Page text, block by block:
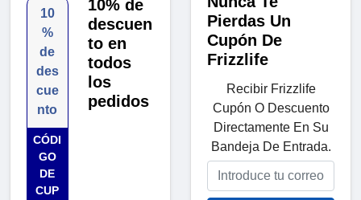
10
%
de
des
cue
nto
CÓDI
GO
DE
CUP
10% de
descuen
to en
todos
los
pedidos
Pierdas Un
Cupón De
Frizzlife
Recibir Frizzlife
Cupón O Descuento
Directamente En Su
Bandeja De Entrada.